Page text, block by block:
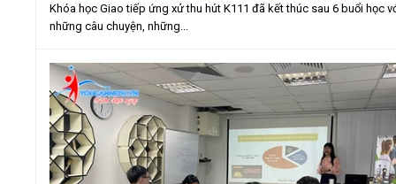
Khóa học Giao tiếp ứng xử thu hút K111 đã kết thúc sau 6 buổi học
những câu chuyện, những...